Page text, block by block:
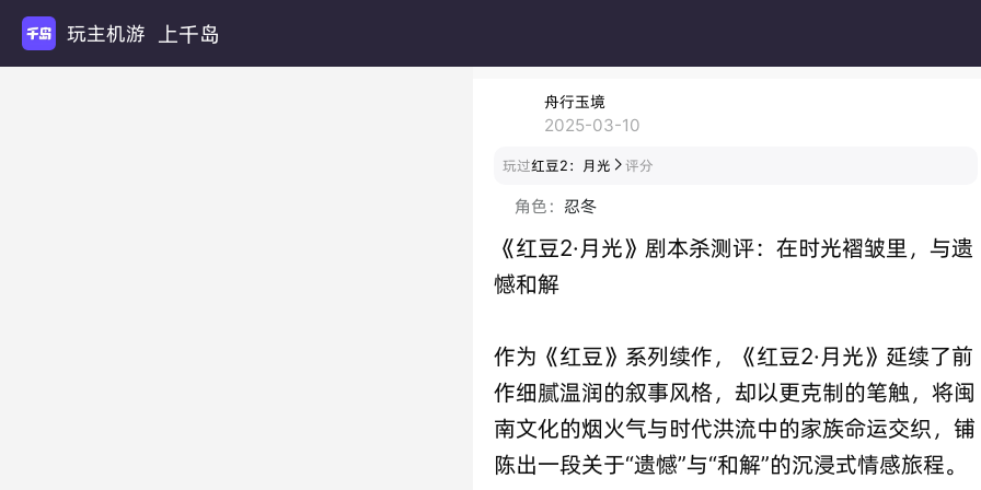
玩主机游戏 上千岛
舟行玉境
2025-03-10
玩过红豆2：月光 评分
角色：忍冬
《红豆2·月光》剧本杀测评：在时光褶皱里，与遗
憾和解
作为《红豆》系列续作，《红豆2·月光》延续了前
作细腻温润的叙事风格，却以更克制的笔触，将闽
南文化的烟火气与时代洪流中的家族命运交织，铺
陈出一段关于“遗憾”与“和解”的沉浸式情感旅程。